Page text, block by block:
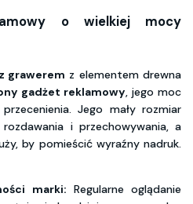
o wielkiej mocy
grawerem z elementem drewna
gadżet reklamowy , jego moc
Jego mały rozmiar
i przechowywania, a
by pomieścić wyraźny nadruk.
marki: Regularne oglądanie